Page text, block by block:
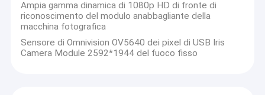
modulo del webcam del computer portatile
1MP Camera Module
Ampia gamma dinamica di 1080p HD di fronte di
riconoscimento del modulo anabbagliante della
macchina fotografica
Sensore di Omnivision OV5640 dei pixel di USB Iris
Camera Module 2592*1944 del fuoco fisso